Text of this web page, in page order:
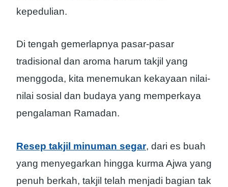
kepedulian.
Di tengah gemerlapnya pasar-pasar
tradisional dan aroma harum takjil yang
menggoda, kita menemukan kekayaan nilai-
nilai sosial dan budaya yang memperkaya
pengalaman Ramadan.
Resep takjil minuman segar, dari es buah
yang menyegarkan hingga kurma Ajwa yang
penuh berkah, takjil telah menjadi bagian tak